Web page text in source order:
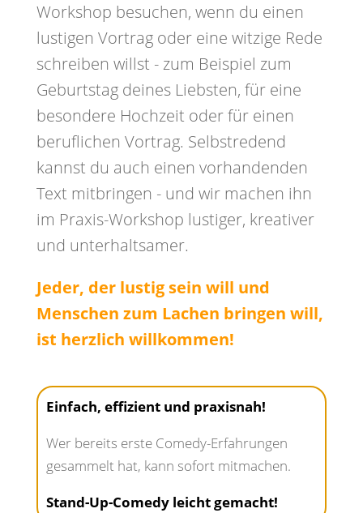
Workshop besuchen, wenn du einen
lustigen Vortrag oder eine witzige Rede
schreiben willst - zum Beispiel zum
Geburtstag deines Liebsten, für eine
besondere Hochzeit oder für einen
beruflichen Vortrag. Selbstredend
kannst du auch einen vorhandenden
Text mitbringen - und wir machen ihn
im Praxis-Workshop lustiger, kreativer
und unterhaltsamer.
Jeder, der lustig sein will und
Menschen zum Lachen bringen will,
ist herzlich willkommen!
Einfach, effizient und praxisnah!
Wer bereits erste Comedy-Erfahrungen
gesammelt hat, kann sofort mitmachen.
Stand-Up-Comedy leicht gemacht!